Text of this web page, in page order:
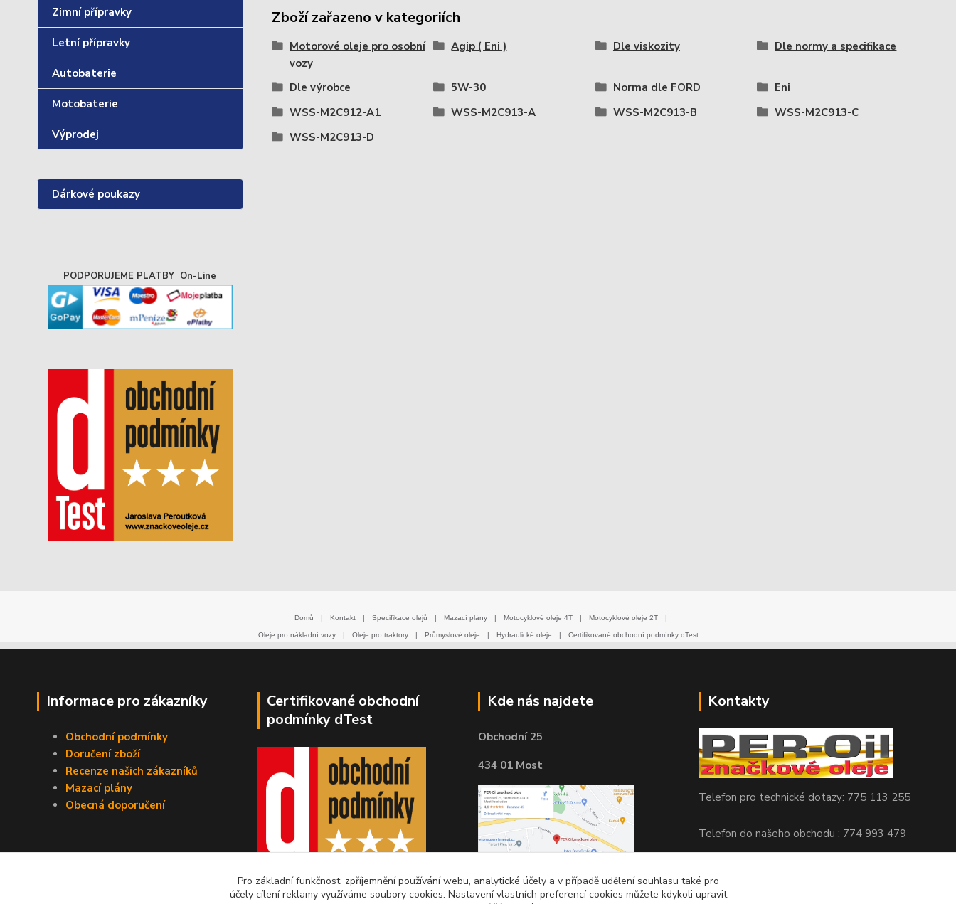
Zimní přípravky
Letní přípravky
Autobaterie
Motobaterie
Výprodej
Dárkové poukazy
PODPORUJEME PLATBY On-Line
Zboží zařazeno v kategoriích
Motorové oleje pro osobní
vozy
Agip ( Eni ) Dle viskozity Dle normy a specifikace
Dle výrobce 5W-30 Norma dle FORD
Eni
WSS-M2C912-A1
WSS-M2C913-A WSS-M2C913-B
WSS-M2C913-C
WSS-M2C913-D
Domů | Kontakt | Specifikace olejů | Mazací plány | Motocyklové oleje 4T | Motocyklové oleje 2T |
Oleje pro nákladní vozy | Oleje pro traktory | Průmyslové oleje | Hydraulické oleje | Certifikované obchodní podmínky dTest
Informace pro zákazníky
Obchodní podmínky
Doručení zboží
Recenze našich zákazníků
Mazací plány
Obecná doporučení
Certifikované obchodní
podmínky dTest
Kde nás najdete
Obchodní 25
434 01 Most
Kontakty
Telefon pro technické dotazy: 775 113 255
Telefon do našeho obchodu : 774 993 479
Pro základní funkčnost, zpříjemnění používání webu, analytické účely a v případě udělení souhlasu také pro
účely cílení reklamy využíváme soubory cookies. Nastavení vlastních preferencí cookies můžete kdykoli upravit